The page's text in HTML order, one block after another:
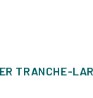
TRANCHE-